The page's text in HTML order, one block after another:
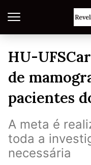
HU-
de
pacientes
A meta é
toda a
necessária